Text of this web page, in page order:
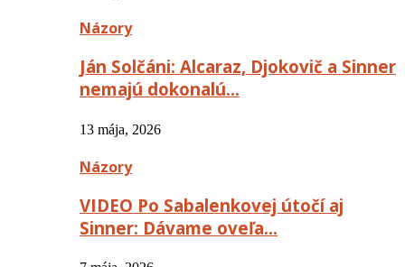
Názory
Ján Solčáni: Alcaraz, Djokovič a Sinner
nemajú dokonalú…
13 mája, 2026
Názory
VIDEO Po Sabalenkovej útočí aj
Sinner: Dávame oveľa…